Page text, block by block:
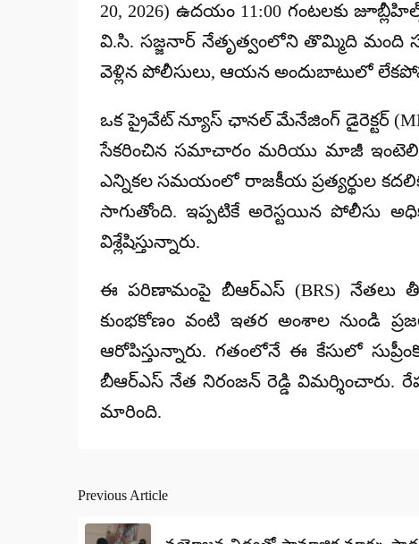
20, 2026) ఉదయం 11:00 గంటలకు
వి.సి. సజ్జనార్ నేతృత్వంలోని తొమ్మిది మంది
వెళ్లిన పోలీసులు, ఆయన అందుబాటులో
ఒక ప్రైవేట్ న్యూస్ ఛానల్ మేనేజింగ్ డైరెక్టర్
సేకరించిన సమాచారం మరియు మాజీ
ఎన్నికల సమయంలో రాజకీయ ప్రత్యర్థుల
సాగుతోంది. ఇప్పటికే అరెస్టయిన పోలీసు
విశ్లేషిస్తున్నారు.
ఈ పరిణామంపై బీఆర్ఎస్ (BRS) నేతలు
కుంభకోణం వంటి ఇతర అంశాల నుండి
ఆరోపిస్తున్నారు. గతంలోనే ఈ కేసులో
బీఆర్ఎస్ నేత నిరంజన్ రెడ్డి విమర్శించారు.
మారింది.
Post
navigation
Previous Article